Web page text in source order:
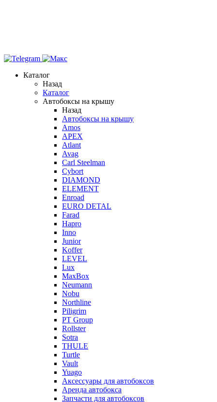
Каталог
Назад
Каталог
Автобоксы на крышу
Назад
Автобоксы на крышу
Amos
APEX
Atlant
Avag
Carl Steelman
Cybort
DIAMOND
ELEMENT
Enroad
EURO DETAL
Farad
Hapro
Inno
Junior
Koffer
LEVEL
Lux
MaxBox
Neumann
Nobu
Northline
Piligrim
PT Group
Rollster
Sotra
THULE
Turtle
Vault
Yuago
Аксессуары для автобоксов
Аренда автобокса
Запчасти для автобоксов